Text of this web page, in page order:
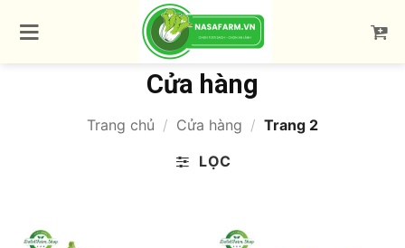
qua
Cửa hàng
Trang chủ / Cửa hàng / Trang 2
LỌC